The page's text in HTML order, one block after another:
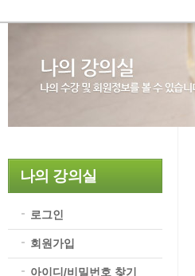
나의 강의실
로그인
회원가입
아이디/비밀번호 찾기